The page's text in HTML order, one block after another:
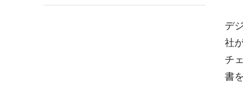
デ
社
チ
書